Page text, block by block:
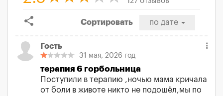
share Сортировать по дате
Гость
31 мая, 2026 год
терапия 6 горбольница
Поступили в терапию ,ночью мама кричала
от боли в животе никто не подошёл,мы по